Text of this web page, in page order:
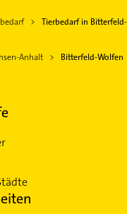
Tierbedarf in
Anhalt Bitterfeld-Wolfen